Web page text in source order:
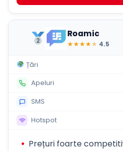
Roamic
★★★★★ 4.5
Țări
Apeluri
SMS
Hotspot
Prețuri foarte